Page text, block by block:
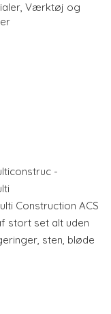
, Værktøj og
-
Construction ACS
stort set alt uden
sten, bløde